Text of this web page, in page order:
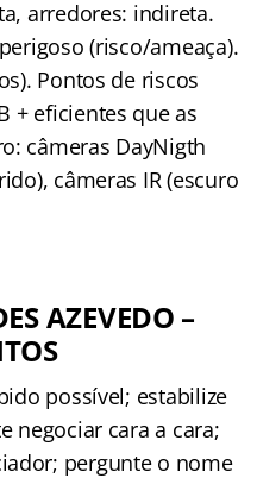
arredores: indireta.
(risco/ameaça).
Pontos de riscos
+ eﬁcientes que as
câmeras DayNigth
câmeras IR (escuro
AZEVEDO –
possível; estabilize
negociar cara a cara;
pergunte o nome